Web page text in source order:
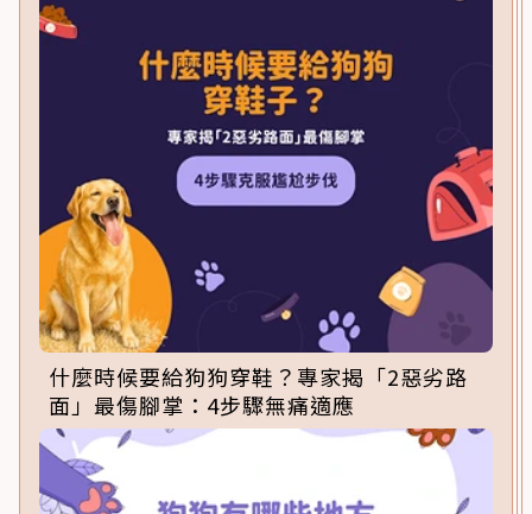
什麼時候要給狗狗穿鞋？專家揭「2惡劣路
面」最傷腳掌：4步驟無痛適應